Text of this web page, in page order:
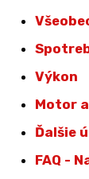
Výkon
Motor
Ďalšie
FAQ -